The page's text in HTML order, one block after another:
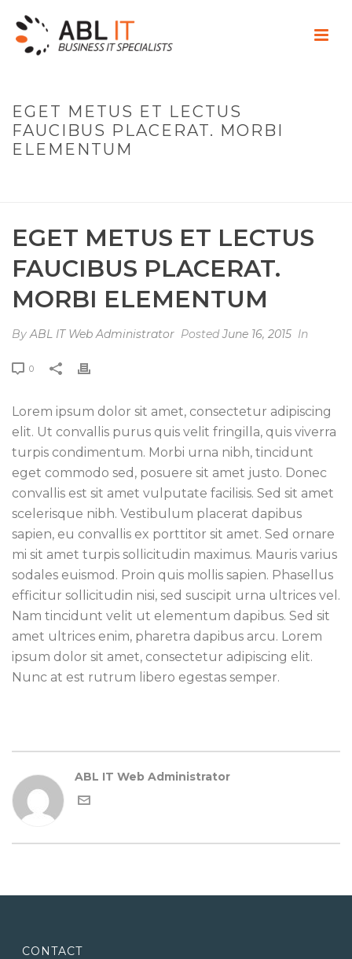
EGET METUS ET LECTUS
FAUCIBUS PLACERAT. MORBI
ELEMENTUM
EGET METUS ET LECTUS
FAUCIBUS PLACERAT.
MORBI ELEMENTUM
ByABL IT Web Administrator PostedJune 16, 2015 In
0
Lorem ipsum dolor sit amet, consectetur adipiscing
elit. Ut convallis purus quis velit fringilla, quis viverra
turpis condimentum. Morbi urna nibh, tincidunt
eget commodo sed, posuere sit amet justo. Donec
convallis est sit amet vulputate facilisis. Sed sit amet
scelerisque nibh. Vestibulum placerat dapibus
sapien, eu convallis ex porttitor sit amet. Sed ornare
mi sit amet turpis sollicitudin maximus. Mauris varius
sodales euismod. Proin quis mollis sapien. Phasellus
efficitur sollicitudin nisi, sed suscipit urna ultrices vel.
Nam tincidunt velit ut elementum dapibus. Sed sit
amet ultrices enim, pharetra dapibus arcu. Lorem
ipsum dolor sit amet, consectetur adipiscing elit.
Nunc at est rutrum libero egestas semper.
ABL IT Web Administrator
CONTACT